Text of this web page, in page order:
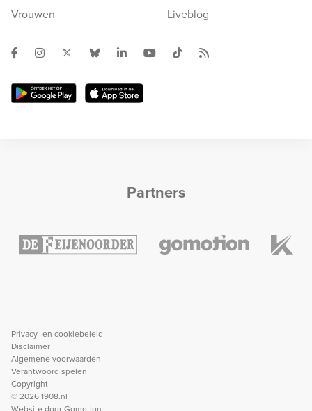
Vrouwen
Liveblog
Partners
Privacy- en cookiebeleid
Disclaimer
Algemene voorwaarden
Verantwoord spelen
Copyright
© 2026 1908.nl
Website doorGomotion